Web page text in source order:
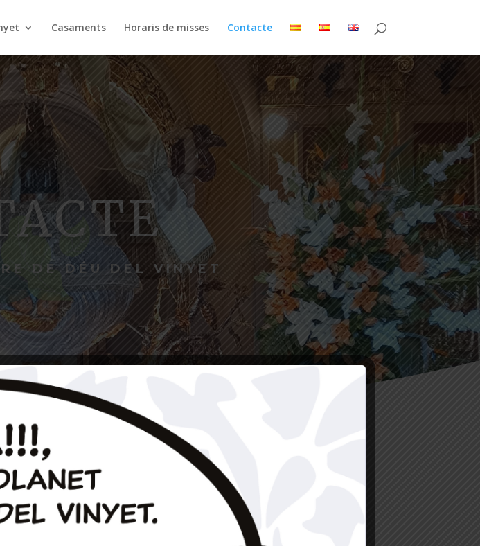
Casaments Horaris de misses Contacte
DE DÉU DEL VINYET
podeu posar-vos en contacte amb nosaltres:
01 23